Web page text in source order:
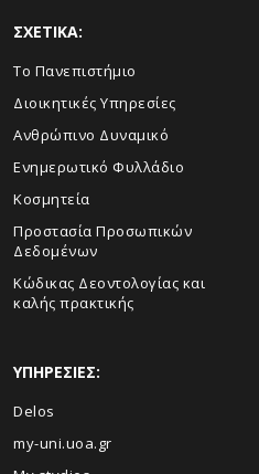
ΣΧΕΤΙΚΑ:
Το Πανεπιστήμιο
Διοικητικές Υπηρεσίες
Ανθρώπινο Δυναμικό
Ενημερωτικό Φυλλάδιο
Κοσμητεία
Προστασία Προσωπικών
Δεδομένων
Κώδικας Δεοντολογίας και
καλής πρακτικής
ΥΠΗΡΕΣΙΕΣ:
Delos
my-uni.uoa.gr